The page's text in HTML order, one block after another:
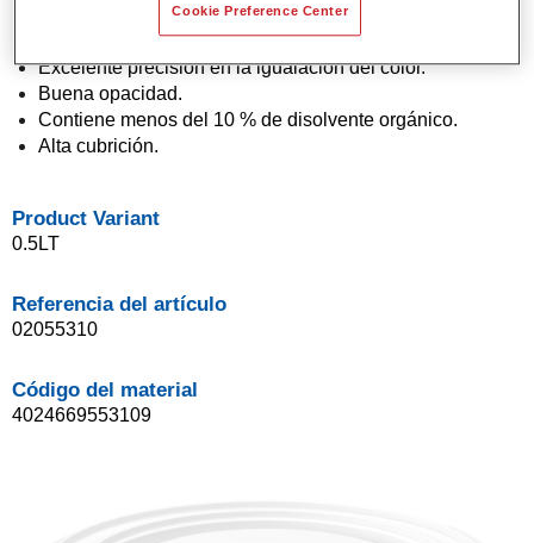
Aplicación en un solo paso (técnica "1 Visit").
Fácil de difuminar.
Excelente precisión en la igualación del color.
Buena opacidad.
Contiene menos del 10 % de disolvente orgánico.
Alta cubrición.
Product Variant
0.5LT
Referencia del artículo
02055310
Código del material
4024669553109
Cookie Preference Center